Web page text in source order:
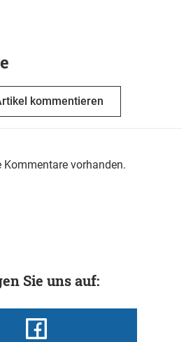
kommentieren
Kommentare vorhanden.
Sie uns auf: